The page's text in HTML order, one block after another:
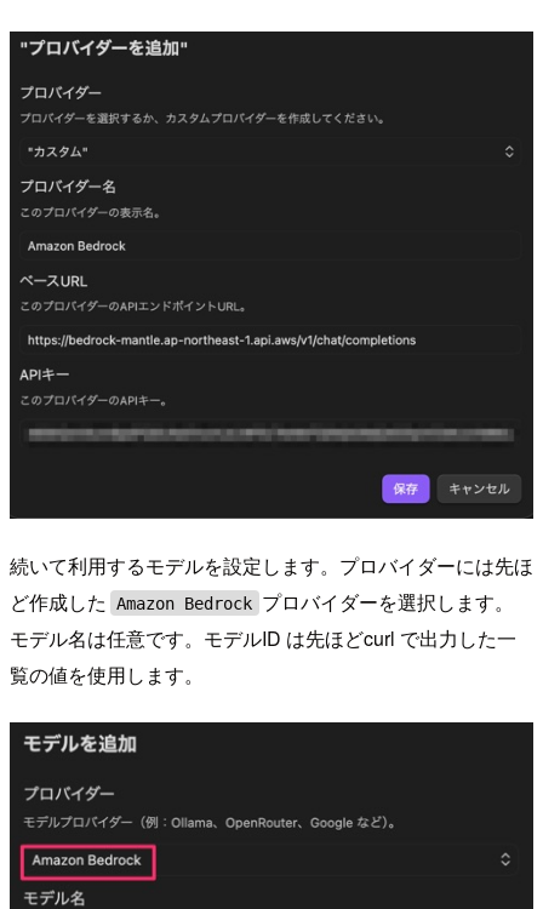
続いて利用するモデルを設定します。プロバイダーには先ほ
ど作成した
Amazon Bedrock プロバイダーを選択します。
モデル名は任意です。モデルID は先ほどcurl で出力した一
覧の値を使用します。